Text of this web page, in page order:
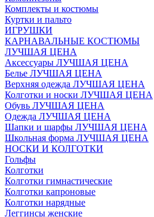
Комплекты и костюмы
Куртки и пальто
ИГРУШКИ
КАРНАВАЛЬНЫЕ КОСТЮМЫ
ЛУЧШАЯ ЦЕНА
Аксессуары ЛУЧШАЯ ЦЕНА
Белье ЛУЧШАЯ ЦЕНА
Верхняя одежда ЛУЧШАЯ ЦЕНА
Колготки и носки ЛУЧШАЯ ЦЕНА
Обувь ЛУЧШАЯ ЦЕНА
Одежда ЛУЧШАЯ ЦЕНА
Шапки и шарфы ЛУЧШАЯ ЦЕНА
Школьная форма ЛУЧШАЯ ЦЕНА
НОСКИ И КОЛГОТКИ
Гольфы
Колготки
Колготки гимнастические
Колготки капроновые
Колготки нарядные
Леггинсы женские